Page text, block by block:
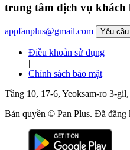
trung tâm dịch vụ khách
appfanplus@gmail.com Yêu cầu
Điều khoản sử dụng
|
Chính sách bảo mật
Tầng 10, 17-6, Yeoksam-ro 3-
Bản quyền © Pan Plus. Đã đăng